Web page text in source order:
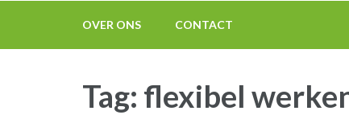
OVER ONS CONTACT
Tag: flexibel